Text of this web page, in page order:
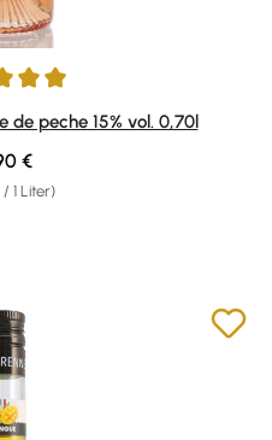
5 von 5 Sternen
de peche 15% vol. 0,70l
/ 1 Liter)
Preis:
€